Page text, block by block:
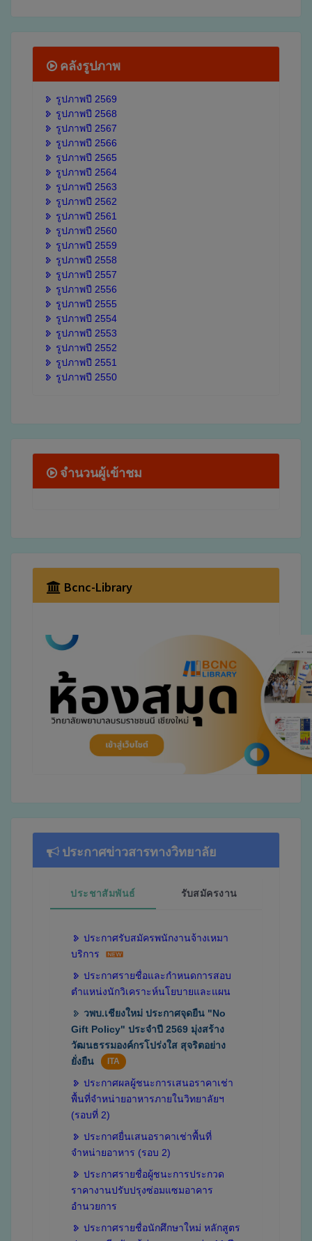
คลังรูปภาพ
รูปภาพปี 2569
รูปภาพปี 2568
รูปภาพปี 2567
รูปภาพปี 2566
รูปภาพปี 2565
รูปภาพปี 2564
รูปภาพปี 2563
รูปภาพปี 2562
รูปภาพปี 2561
รูปภาพปี 2560
รูปภาพปี 2559
รูปภาพปี 2558
รูปภาพปี 2557
รูปภาพปี 2556
รูปภาพปี 2555
รูปภาพปี 2554
รูปภาพปี 2553
รูปภาพปี 2552
รูปภาพปี 2551
รูปภาพปี 2550
จำนวนผู้เข้าชม
Bcnc-Library
ประกาศข่าวสารทางวิทยาลัย
ประชาสัมพันธ์ รับสมัครงาน
ประกาศรับสมัครพนักงานจ้างเหมา
บริการ
ประกาศรายชื่อและกำหนดการสอบ
ตำแหน่งนักวิเคราะห์นโยบายและแผน
วพบ.เชียงใหม่ ประกาศจุดยืน "No
Gift Policy" ประจำปี 2569 มุ่งสร้าง
วัฒนธรรมองค์กรโปร่งใส สุจริตอย่าง
ยั่งยืน
ITA
ประกาศผลผู้ชนะการเสนอราคาเช่า
พื้นที่จำหน่ายอาหารภายในวิทยาลัยฯ
(รอบที่ 2)
ประกาศยื่นเสนอราคาเช่าพื้นที่
จำหน่ายอาหาร (รอบ 2)
ประกาศรายชื่อผู้ชนะการประกวด
ราคางานปรับปรุงซ่อมแซมอาคาร
อำนวยการ
ประกาศรายชื่อนักศึกษาใหม่ หลักสูตร